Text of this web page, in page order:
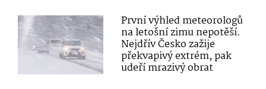
První výhled meteorologů
na letošní zimu nepotěší.
Nejdřív Česko zažije
překvapivý extrém, pak
udeří mrazivý obrat